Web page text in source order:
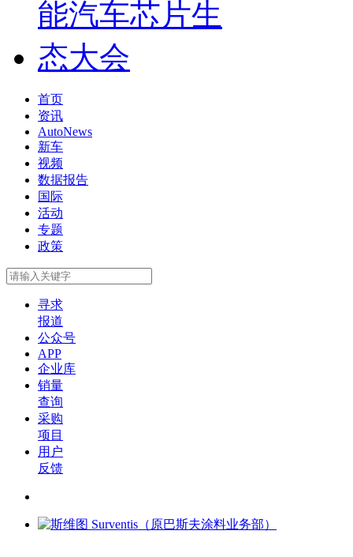
首页
资讯
AutoNews
新车
视频
数据报告
国际
活动
专题
政策
寻求
报道
公众号
APP
企业库
销量
查询
采购
项目
用户
反馈